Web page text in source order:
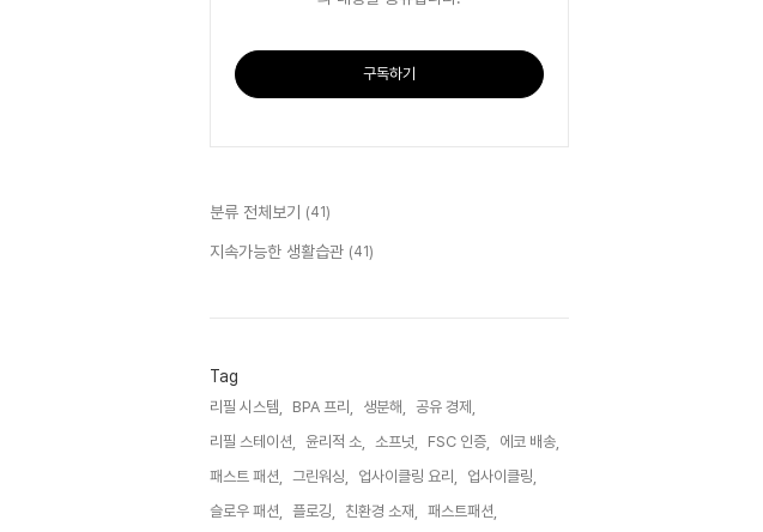
구독하기
분류 전체보기 (41)
지속가능한 생활습관 (41)
Tag
리필 시스템, BPA 프리, 생분해,
공유 경제,
리필 스테이션,
윤리적 소, 소프넛, FSC 인증,
에코 배송,
패스트 패션,
그린워싱, 업사이클링 요리,
업사이클링,
슬로우 패션,
플로깅, 친환경 소재,
패스트패션,